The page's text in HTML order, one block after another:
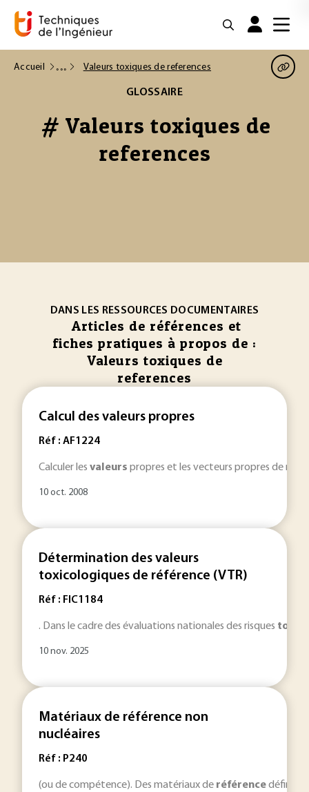
Accueil Valeurs toxiques de references
GLOSSAIRE
# Valeurs toxiques de
references
DANS LES RESSOURCES DOCUMENTAIRES
Articles de références et
fiches pratiques à propos de :
Valeurs toxiques de
references
Calcul des valeurs propres
Réf : AF1224
Calculer les valeurs propres et les vecteurs propres de
10 oct. 2008
Détermination des valeurs
toxicologiques de référence (VTR)
Réf : FIC1184
. Dans le cadre des évaluations nationales des risques
10 nov. 2025
Matériaux de référence non
nucléaires
Réf : P240
(ou de compétence). Des matériaux de référencedéfinis